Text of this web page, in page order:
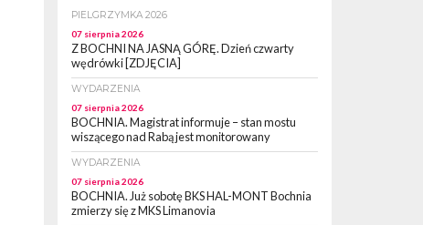
PIELGRZYMKA 2026
07 sierpnia 2026
Z BOCHNI NA JASNĄ GÓRĘ. Dzień czwarty
wędrówki [ZDJĘCIA]
WYDARZENIA
07 sierpnia 2026
BOCHNIA. Magistrat informuje – stan mostu
wiszącego nad Rabą jest monitorowany
WYDARZENIA
07 sierpnia 2026
BOCHNIA. Już sobotę BKS HAL-MONT Bochnia
zmierzy się z MKS Limanovia